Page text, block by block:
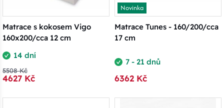
Matrace s kokosem Vigo
160x200/cca 12 cm
14 dní
5508 Kč
4627 Kč
Novinka
Matrace Tunes - 160/200/cca
17 cm
7 - 21 dnů
6362 Kč